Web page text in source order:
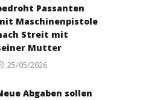
Passanten
Maschinenpistole
Streit mit
Mutter
Posted
25/05/2026
Abgaben sollen